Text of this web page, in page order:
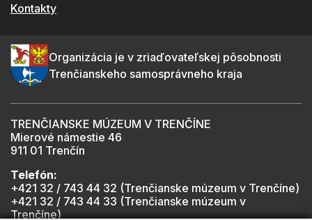
Kontakty
Organizácia je v zriaďovateľskej pôsobnosti
Trenčianskeho samosprávneho kraja
TRENČIANSKE MÚZEUM V TRENČÍNE
Mierové námestie 46
911 01 Trenčín
Telefón:
+421 32 / 743 44 32 (Trenčianske múzeum v Trenčíne)
+421 32 / 743 44 33 (Trenčianske múzeum v
Trenčíne)